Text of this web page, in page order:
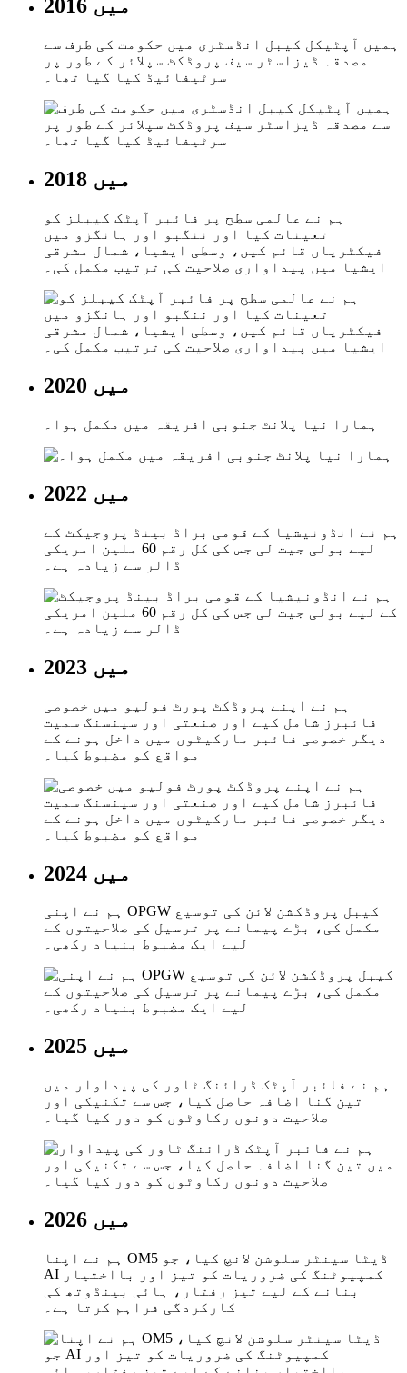
2016 میں
ہمیں آپٹیکل کیبل انڈسٹری میں حکومت کی طرف سے
مصدقہ ڈیزاسٹر سیف پروڈکٹ سپلائر کے طور پر
سرٹیفائیڈ کیا گیا تھا۔
2018 میں
ہم نے عالمی سطح پر فائبر آپٹک کیبلز کو
تعینات کیا اور ننگبو اور ہانگزو میں
فیکٹریاں قائم کیں، وسطی ایشیا، شمال مشرقی
ایشیا میں پیداواری صلاحیت کی ترتیب مکمل کی۔
2020 میں
ہمارا نیا پلانٹ جنوبی افریقہ میں مکمل ہوا۔
2022 میں
ہم نے انڈونیشیا کے قومی براڈ بینڈ پروجیکٹ کے
لیے بولی جیت لی جس کی کل رقم 60 ملین امریکی
ڈالر سے زیادہ ہے۔
2023 میں
ہم نے اپنے پروڈکٹ پورٹ فولیو میں خصوصی
فائبرز شامل کیے اور صنعتی اور سینسنگ سمیت
دیگر خصوصی فائبر مارکیٹوں میں داخل ہونے کے
مواقع کو مضبوط کیا۔
2024 میں
ہم نے اپنی OPGW کیبل پروڈکشن لائن کی توسیع
مکمل کی، بڑے پیمانے پر ترسیل کی صلاحیتوں کے
لیے ایک مضبوط بنیاد رکھی۔
2025 میں
ہم نے فائبر آپٹک ڈرائنگ ٹاور کی پیداوار میں
تین گنا اضافہ حاصل کیا، جس سے تکنیکی اور
صلاحیت دونوں رکاوٹوں کو دور کیا گیا۔
2026 میں
ہم نے اپنا OM5 ڈیٹا سینٹر سلوشن لانچ کیا، جو
AI کمپیوٹنگ کی ضروریات کو تیز اور بااختیار
بنانے کے لیے تیز رفتار، ہائی بینڈوتھ کی
کارکردگی فراہم کرتا ہے۔